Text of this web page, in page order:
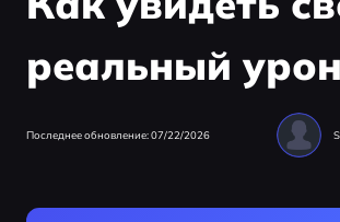
реальный урон
Последнее обновление: 07/22/2026